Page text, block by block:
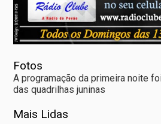
Fotos
A programação da primeira noite
das quadrilhas juninas
Mais Lidas